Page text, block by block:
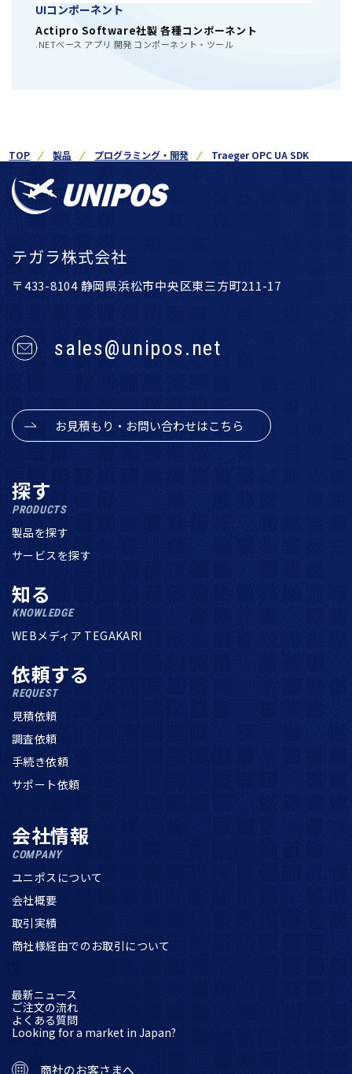
UIコンポーネント
Actipro Software社製 各種コンポーネント
.NETベース アプリ 開発 コンポーネント・ツール
TOP 製品 プログラミング・開発 Traeger OPC UA SDK
テガラ株式会社
〒433-8104 静岡県浜松市中央区東三方町211-17
sales@unipos.net
お見積もり・お問い合わせはこちら
探す
PRODUCTS
製品を探す
サービスを探す
知る
KNOWLEDGE
WEBメディア TEGAKARI
依頼する
REQUEST
見積依頼
調査依頼
手続き依頼
サポート依頼
会社情報
COMPANY
ユニポスについて
会社概要
取引実績
商社様経由でのお取引について
最新ニュース
ご注文の流れ
よくある質問
Looking for a market in Japan?
商社のお客さまへ